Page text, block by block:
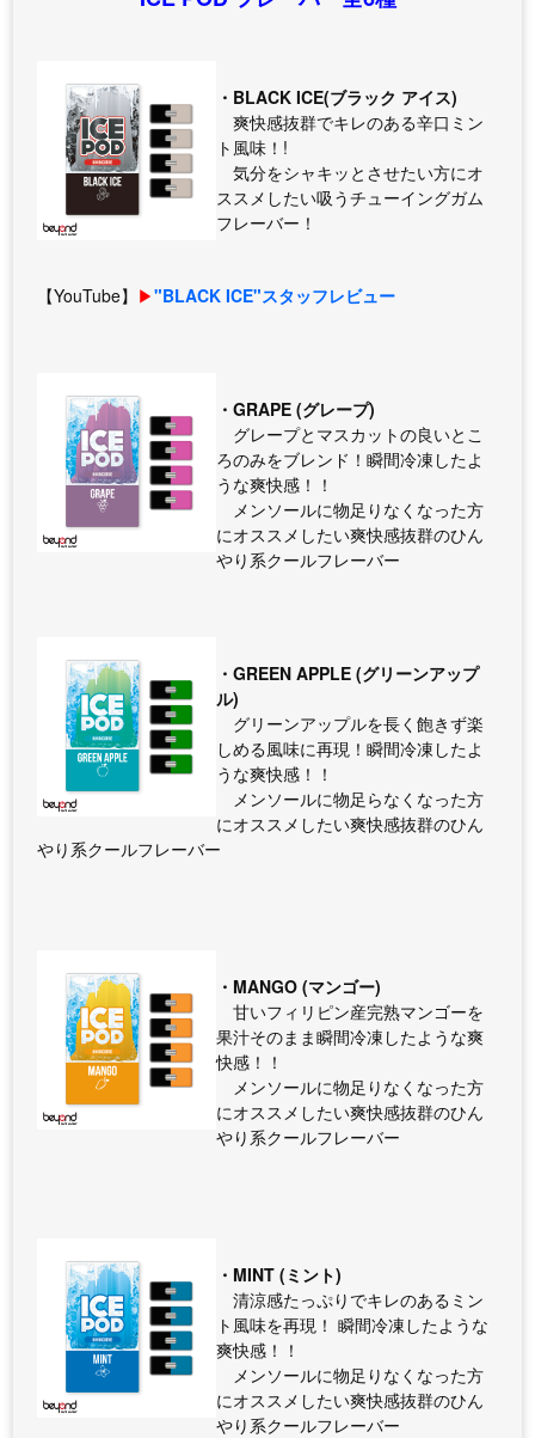
・BLACK ICE(ブラック アイス)
爽快感抜群でキレのある辛口ミン
ト風味！!
気分をシャキッとさせたい方にオ
ススメしたい吸うチューイングガム
フレーバー！
【YouTube】 ▶︎"BLACK ICE"スタッフレビュー
・GRAPE (グレープ)
グレープとマスカットの良いとこ
ろのみをブレンド！瞬間冷凍したよ
うな爽快感！！
メンソールに物足りなくなった方
にオススメしたい爽快感抜群のひん
やり系クールフレーバー
・GREEN APPLE (グリーンアップ
ル)
グリーンアップルを長く飽きず楽
しめる風味に再現！瞬間冷凍したよ
うな爽快感！！
メンソールに物足らなくなった方
にオススメしたい爽快感抜群のひん
やり系クールフレーバー
・MANGO (マンゴー)
甘いフィリピン産完熟マンゴーを
果汁そのまま瞬間冷凍したような爽
快感！！
メンソールに物足りなくなった方
にオススメしたい爽快感抜群のひん
やり系クールフレーバー
・MINT (ミント)
清涼感たっぷりでキレのあるミン
ト風味を再現！ 瞬間冷凍したような
爽快感！！
メンソールに物足りなくなった方
にオススメしたい爽快感抜群のひん
やり系クールフレーバー